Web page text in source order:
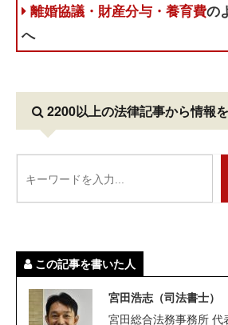
離婚協議・財産分与・養育費の
へ
2200以上の法律記事から情報
この記事を書いた人
宮田浩志（司法書士）
宮田総合法務事務所 代